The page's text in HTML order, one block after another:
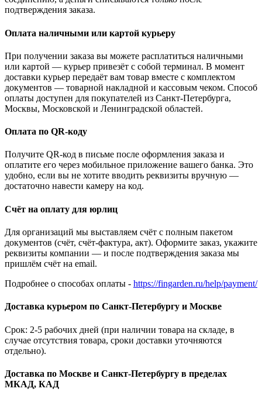
подтверждения заказа.
Оплата наличными или картой курьеру
При получении заказа вы можете расплатиться наличными
или картой — курьер привезёт с собой терминал. В момент
доставки курьер передаёт вам товар вместе с комплектом
документов — товарной накладной и кассовым чеком. Способ
оплаты доступен для покупателей из Санкт-Петербурга,
Москвы, Московской и Ленинградской областей.
Оплата по QR-коду
Получите QR-код в письме после оформления заказа и
оплатите его через мобильное приложение вашего банка. Это
удобно, если вы не хотите вводить реквизиты вручную —
достаточно навести камеру на код.
Счёт на оплату для юрлиц
Для организаций мы выставляем счёт с полным пакетом
документов (счёт, счёт-фактура, акт). Оформите заказ, укажите
реквизиты компании — и после подтверждения заказа мы
пришлём счёт на email.
Подробнее о способах оплаты - https://fingarden.ru/help/payment/
Доставка курьером по Санкт-Петербургу и Москве
Срок: 2-5 рабочих дней (при наличии товара на складе, в
случае отсутствия товара, сроки доставки уточняются
отдельно).
Доставка по Москве и Санкт-Петербургу в пределах
МКАД, КАД